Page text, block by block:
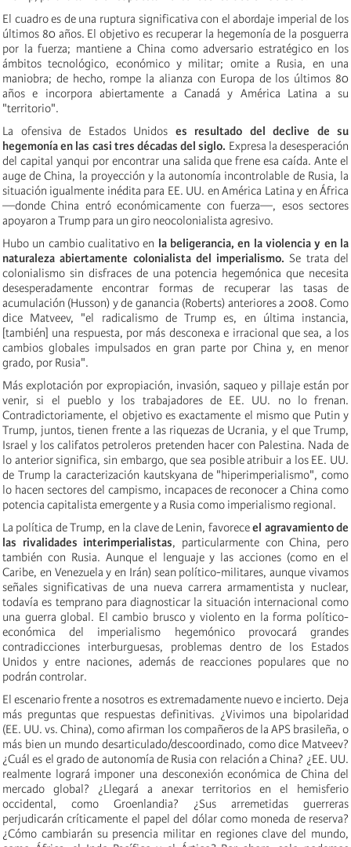
El cuadro es de una ruptura significativa con el abordaje imperial de los
últimos 80 años. El objetivo es recuperar la hegemonía de la posguerra
por la fuerza; mantiene a China como adversario estratégico en los
ámbitos tecnológico, económico y militar; omite a Rusia, en una
maniobra; de hecho, rompe la alianza con Europa de los últimos 80
años e incorpora abiertamente a Canadá y América Latina a su
"territorio".
La ofensiva de Estados Unidos es resultado del declive de su
hegemonía en las casi tres décadas del siglo. Expresa la desesperación
del capital yanqui por encontrar una salida que frene esa caída. Ante el
auge de China, la proyección y la autonomía incontrolable de Rusia, la
situación igualmente inédita para EE. UU. en América Latina y en África
—donde China entró económicamente con fuerza—, esos sectores
apoyaron a Trump para un giro neocolonialista agresivo.
Hubo un cambio cualitativo en la beligerancia, en la violencia y en la
naturaleza abiertamente colonialista del imperialismo. Se trata del
colonialismo sin disfraces de una potencia hegemónica que necesita
desesperadamente encontrar formas de recuperar las tasas de
acumulación (Husson) y de ganancia (Roberts) anteriores a 2008. Como
dice Matveev, "el radicalismo de Trump es, en última instancia,
[también] una respuesta, por más desconexa e irracional que sea, a los
cambios globales impulsados en gran parte por China y, en menor
grado, por Rusia".
Más explotación por expropiación, invasión, saqueo y pillaje están por
venir, si el pueblo y los trabajadores de EE. UU. no lo frenan.
Contradictoriamente, el objetivo es exactamente el mismo que Putin y
Trump, juntos, tienen frente a las riquezas de Ucrania, y el que Trump,
Israel y los califatos petroleros pretenden hacer con Palestina. Nada de
lo anterior significa, sin embargo, que sea posible atribuir a los EE. UU.
de Trump la caracterización kautskyana de "hiperimperialismo", como
lo hacen sectores del campismo, incapaces de reconocer a China como
potencia capitalista emergente y a Rusia como imperialismo regional.
La política de Trump, en la clave de Lenin, favoreceel agravamiento de
las rivalidades interimperialistas, particularmente con China, pero
también con Rusia. Aunque el lenguaje y las acciones (como en el
Caribe, en Venezuela y en Irán) sean político-militares, aunque vivamos
señales significativas de una nueva carrera armamentista y nuclear,
todavía es temprano para diagnosticar la situación internacional como
una guerra global. El cambio brusco y violento en la forma político-
económica del imperialismo hegemónico provocará grandes
contradicciones interburguesas, problemas dentro de los Estados
Unidos y entre naciones, además de reacciones populares que no
podrán controlar.
El escenario frente a nosotros es extremadamente nuevo e incierto. Deja
más preguntas que respuestas definitivas. ¿Vivimos una bipolaridad
(EE. UU. vs. China), como afirman los compañeros de la APS brasileña, o
más bien un mundo desarticulado/descoordinado, como dice Matveev?
¿Cuál es el grado de autonomía de Rusia con relación a China? ¿EE. UU.
realmente logrará imponer una desconexión económica de China del
mercado global? ¿Llegará a anexar territorios en el hemisferio
occidental, como Groenlandia? ¿Sus arremetidas guerreras
perjudicarán críticamente el papel del dólar como moneda de reserva?
¿Cómo cambiarán su presencia militar en regiones clave del mundo,